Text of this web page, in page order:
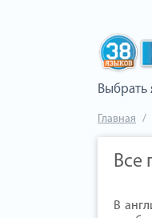
Выбрать
Главная
Все
В